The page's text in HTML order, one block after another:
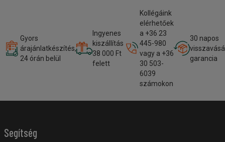
Gyors
árajánlatkészítés,
24 órán belül
Ingyenes
kiszállítás
38 000 Ft
felett
Kollégáink
elérhetőek
a +36 23
445-980
vagy a +36
30 503-
6039
számokon
30 napos
garancia
Segítség